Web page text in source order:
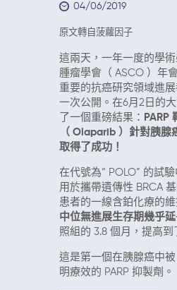
04/06/2019
原文轉自菠蘿因子
這兩天，一年一度的學
腫瘤學會（ ASCO ）年
重要的抗癌研究領域進
一次公開。在6月2日的
了一個重磅結果： PARP
（ Olaparib ）針對胰腺
取得了成功！
在代號為“ POLO” 的試
用於攜帶遺傳性 BRCA
患者的一線含鉑化療的
中位無進展生存期幾乎
照組的 3.8 個月，提高到
這是第一個在胰腺癌中被
明療效的 PARP 抑製劑。